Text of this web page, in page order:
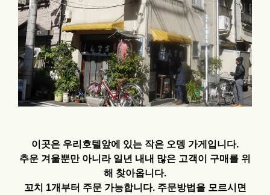
이곳은 우리 호텔 앞에 있는 작은 오뎅 가게입니다.
추운 겨울뿐만 아니라 일년 내내 많은 고객이 구매를 위
해 찾아옵니다.
꼬치 1개부터 주문 가능합니다. 주문방법을 모르시면